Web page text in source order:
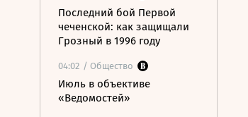
Последний бой Первой
чеченской: как защищали
Грозный в 1996 году
04:02 / Общество
Июль в объективе
«Ведомостей»